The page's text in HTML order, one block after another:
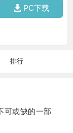
PC下载
排行
或缺的一部